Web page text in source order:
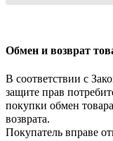
Обмен и возврат
В соответствии с
защите прав
покупки обмен
возврата.
Покупатель вправе